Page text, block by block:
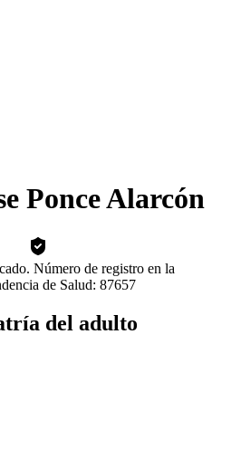
Ponce Alarcón
Número de registro en la
de Salud: 87657
del adulto